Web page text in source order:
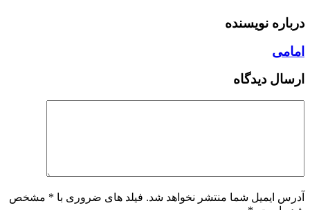
درباره نویسنده
امامی
ارسال دیدگاه
آدرس ایمیل شما منتشر نخواهد شد. فیلد های ضروری با * مشخص